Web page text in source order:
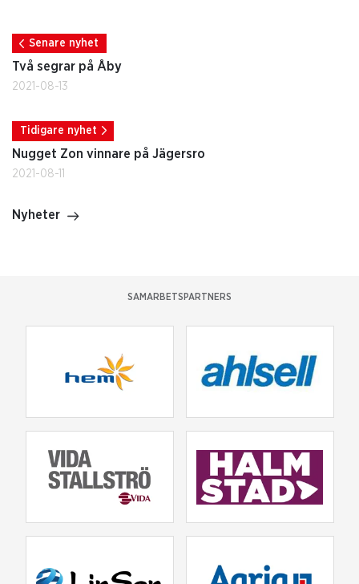
Senare nyhet
Två segrar på Åby
2021-08-13
Tidigare nyhet
Nugget Zon vinnare på Jägersro
2021-08-11
Nyheter
SAMARBETSPARTNERS